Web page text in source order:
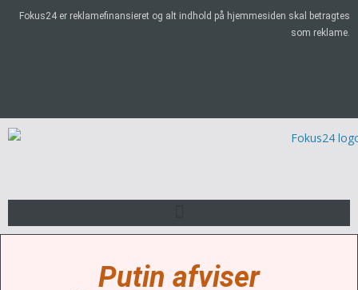
Fokus24 er reklamefinansieret og alt indhold på hjemmesiden skal betragtes
som reklame.
Putin afviser